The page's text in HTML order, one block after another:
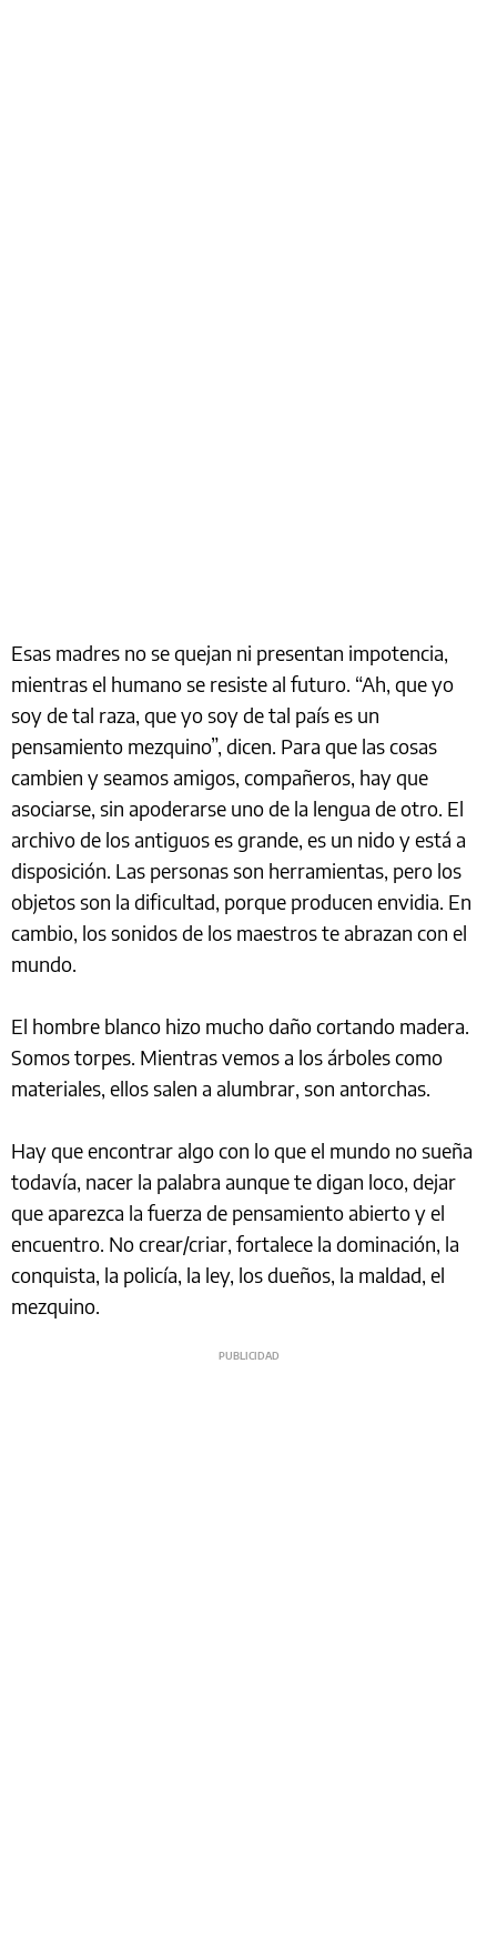
Esas madres no se quejan ni presentan impotencia,
mientras el humano se resiste al futuro. “Ah, que yo
soy de tal raza, que yo soy de tal país es un
pensamiento mezquino”, dicen. Para que las cosas
cambien y seamos amigos, compañeros, hay que
asociarse, sin apoderarse uno de la lengua de otro. El
archivo de los antiguos es grande, es un nido y está a
disposición. Las personas son herramientas, pero los
objetos son la dificultad, porque producen envidia. En
cambio, los sonidos de los maestros te abrazan con el
mundo.
El hombre blanco hizo mucho daño cortando madera.
Somos torpes. Mientras vemos a los árboles como
materiales, ellos salen a alumbrar, son antorchas.
Hay que encontrar algo con lo que el mundo no sueña
todavía, nacer la palabra aunque te digan loco, dejar
que aparezca la fuerza de pensamiento abierto y el
encuentro. No crear/criar, fortalece la dominación, la
conquista, la policía, la ley, los dueños, la maldad, el
mezquino.